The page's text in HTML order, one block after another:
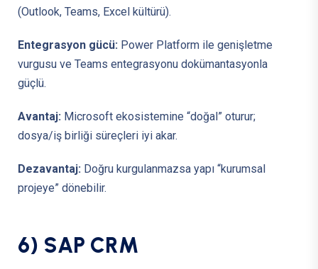
(Outlook, Teams, Excel kültürü).
Entegrasyon gücü: Power Platform ile genişletme
vurgusu ve Teams entegrasyonu dokümantasyonla
güçlü.
Avantaj: Microsoft ekosistemine “doğal” oturur;
dosya/iş birliği süreçleri iyi akar.
Dezavantaj: Doğru kurgulanmazsa yapı “kurumsal
projeye” dönebilir.
6) SAP CRM